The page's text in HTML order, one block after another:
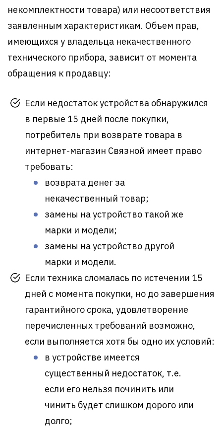
некомплектности товара) или несоответствия
заявленным характеристикам. Объем прав,
имеющихся у владельца некачественного
технического прибора, зависит от момента
обращения к продавцу:
Если недостаток устройства обнаружился
в первые 15 дней после покупки,
потребитель при возврате товара в
интернет-магазин Связной имеет право
требовать:
возврата денег за
некачественный товар;
замены на устройство такой же
марки и модели;
замены на устройство другой
марки и модели.
Если техника сломалась по истечении 15
дней с момента покупки, но до завершения
гарантийного срока, удовлетворение
перечисленных требований возможно,
если выполняется хотя бы одно их условий:
в устройстве имеется
существенный недостаток, т.е.
если его нельзя починить или
чинить будет слишком дорого или
долго;